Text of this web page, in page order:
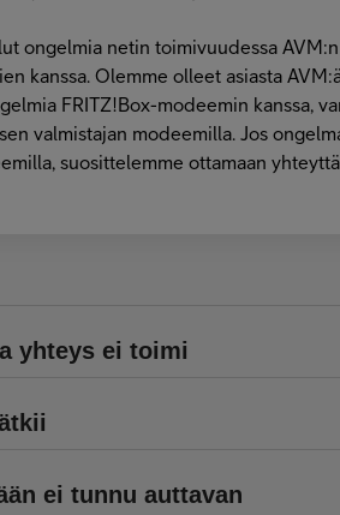
ongelmia netin toimivuudessa
kanssa. Olemme olleet asiasta
FRITZ!Box-modeemin kanssa,
valmistajan modeemilla. Jos
suosittelemme ottamaan
yhteys ei toimi
ei tunnu auttavan